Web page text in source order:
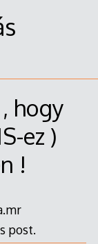
hogy
ez )
!
post.